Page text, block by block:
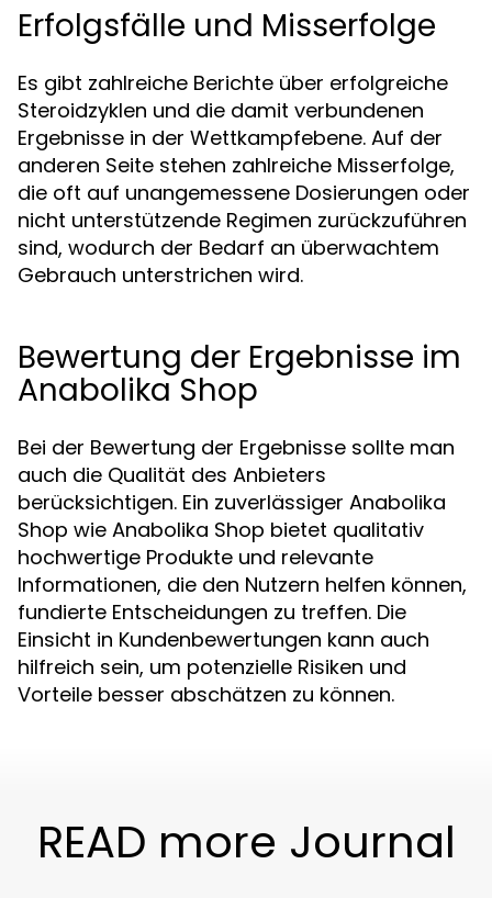
Erfolgsfälle und Misserfolge
Es gibt zahlreiche Berichte über erfolgreiche
Steroidzyklen und die damit verbundenen
Ergebnisse in der Wettkampfebene. Auf der
anderen Seite stehen zahlreiche Misserfolge,
die oft auf unangemessene Dosierungen oder
nicht unterstützende Regimen zurückzuführen
sind, wodurch der Bedarf an überwachtem
Gebrauch unterstrichen wird.
Bewertung der Ergebnisse im
Anabolika Shop
Bei der Bewertung der Ergebnisse sollte man
auch die Qualität des Anbieters
berücksichtigen. Ein zuverlässiger Anabolika
Shop wie Anabolika Shop bietet qualitativ
hochwertige Produkte und relevante
Informationen, die den Nutzern helfen können,
fundierte Entscheidungen zu treffen. Die
Einsicht in Kundenbewertungen kann auch
hilfreich sein, um potenzielle Risiken und
Vorteile besser abschätzen zu können.
READ more Journal